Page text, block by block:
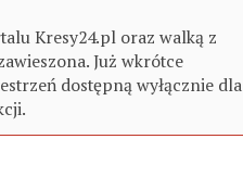
Kresy24.pl oraz walką z
Już wkrótce
dostępną wyłącznie dla